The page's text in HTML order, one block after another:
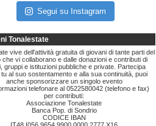
Segui su Instagram
Tonalestate
vive dell'attività gratuita di giovani di tante parti del
che vi collaborano e dalle donazioni e contributi di
gruppi e istituzioni pubbliche e private. Partecipa
al suo sostentamento e alla sua continuità, puoi
anche sponsorizzare un singolo evento
telefonare al 0522580042 (telefono e fax)
per contributi:
Associazione Tonalestate
Banca Pop. di Sondrio
CODICE IBAN